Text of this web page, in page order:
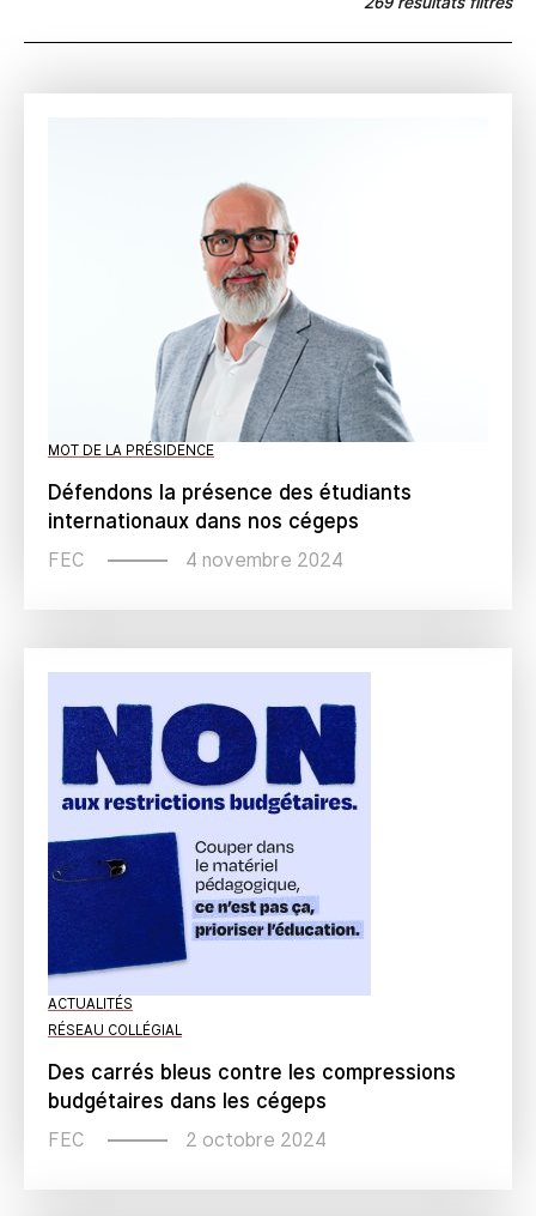
MOT DE LA PRÉSIDENCE
Défendons la présence des étudiants
internationaux dans nos cégeps
FEC 4 novembre 2024
ACTUALITÉS
RÉSEAU COLLÉGIAL
Des carrés bleus contre les compressions
budgétaires dans les cégeps
FEC 2 octobre 2024